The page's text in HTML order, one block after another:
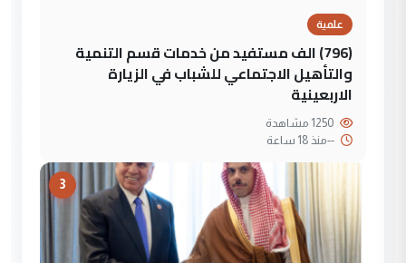
علمية
(796) الف مستفيد من خدمات قسم التنمية
والتأهيل الاجتماعي للشباب في الزيارة
الاربعينية
--منذ 18 ساعة
3